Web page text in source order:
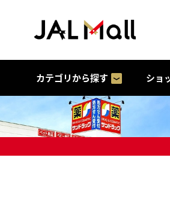
カテゴリから探す ショ